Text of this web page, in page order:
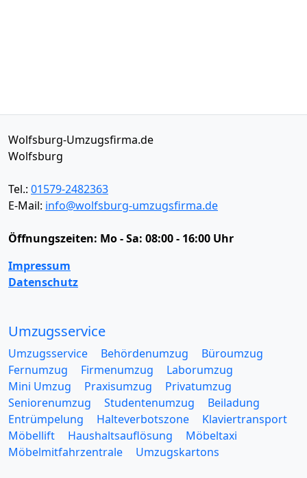
Wolfsburg-Umzugsfirma.de
Wolfsburg
Tel.: 01579-2482363
E-Mail: info@wolfsburg-umzugsfirma.de
Öffnungszeiten: Mo - Sa: 08:00 - 16:00 Uhr
Impressum
Datenschutz
Umzugsservice
Umzugsservice Behördenumzug
Büroumzug
Fernumzug
Firmenumzug
Laborumzug
Mini Umzug
Praxisumzug
Privatumzug
Seniorenumzug
Studentenumzug
Beiladung
Entrümpelung
Halteverbotszone
Klaviertransport
Möbellift
Haushaltsauflösung
Möbeltaxi
Möbelmitfahrzentrale
Umzugskartons